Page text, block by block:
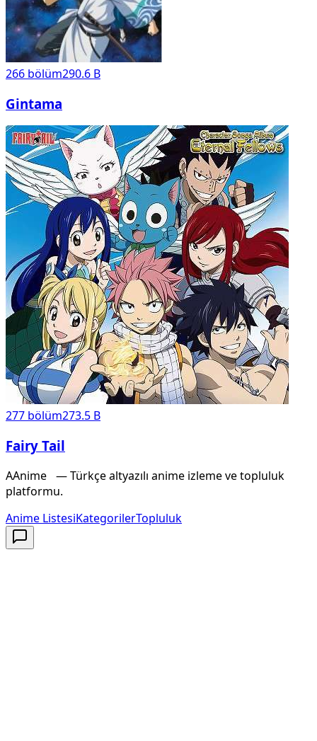
266 bölüm290.6 B
Gintama
277 bölüm273.5 B
Fairy Tail
AAnime — Türkçe altyazılı anime izleme ve topluluk
platformu.
Anime ListesiKategorilerTopluluk